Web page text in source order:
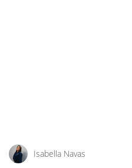
Isabella Navas